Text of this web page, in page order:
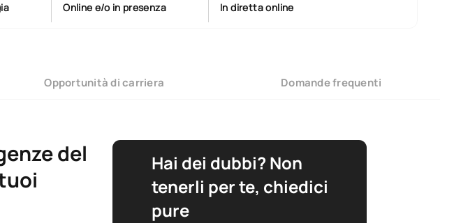
Online e/o in presenza In diretta online
Opportunità di carriera Domande frequenti
del
Hai dei dubbi? Non
tenerli per te, chiedici
pure